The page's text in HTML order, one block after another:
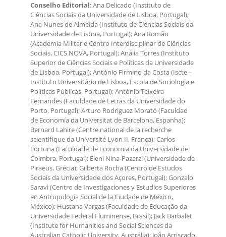
Conselho Editorial: Ana Delicado (Instituto de
Ciências Sociais da Universidade de Lisboa, Portugal);
Ana Nunes de Almeida (Instituto de Ciências Sociais da
Universidade de Lisboa, Portugal); Ana Romão
(Academia Militar e Centro Interdisciplinar de Ciências
Sociais, CICS.NOVA, Portugal); Anália Torres (Instituto
Superior de Ciências Sociais e Políticas da Universidade
de Lisboa, Portugal); António Firmino da Costa (Iscte –
Instituto Universitário de Lisboa, Escola de Sociologia e
Políticas Públicas, Portugal); António Teixeira
Fernandes (Faculdade de Letras da Universidade do
Porto, Portugal); Arturo Rodriguez Morató (Faculdad
de Economía da Universitat de Barcelona, Espanha);
Bernard Lahire (Centre national de la recherche
scientifique da Université Lyon II, França); Carlos
Fortuna (Faculdade de Economia da Universidade de
Coimbra, Portugal); Eleni Nina-Pazarzi (Universidade de
Piraeus, Grécia); Gilberta Rocha (Centro de Estudos
Sociais da Universidade dos Açores, Portugal); Gonzalo
Saravi (Centro de Investigaciones y Estudios Superiores
en Antropología Social de la Ciudade de México,
México); Hustana Vargas (Faculdade de Educação da
Universidade Federal Fluminense, Brasil); Jack Barbalet
(Institute for Humanities and Social Sciences da
Australian Catholic University, Austrália); João Arriscado